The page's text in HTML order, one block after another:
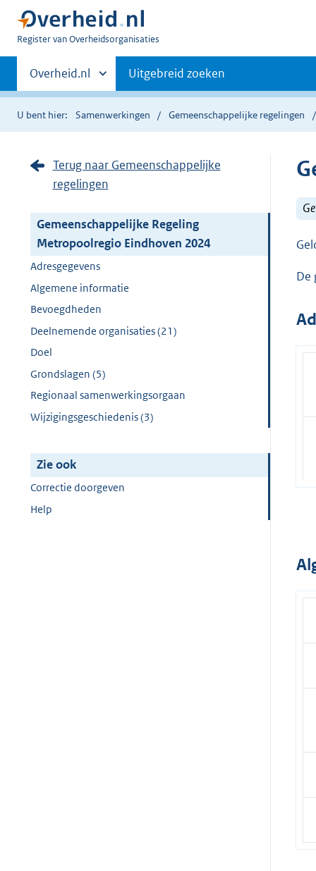
U
Register van Overheidsorganisaties
Primaire
navigatie
Andere
sites
binnen
Overheid.nl Uitgebreid zoeken
U bent hier: Samenwerkingen Gemeenschappelijke regelingen
Terug naar Gemeenschappelijke
regelingen
Gemeenschappelijke Regeling
Metropoolregio Eindhoven 2024
Adresgegevens
Algemene informatie
Bevoegdheden
Deelnemende organisaties (21)
Doel
Grondslagen (5)
Regionaal samenwerkingsorgaan
Wijzigingsgeschiedenis (3)
Zie ook
Correctie doorgeven
Help
De